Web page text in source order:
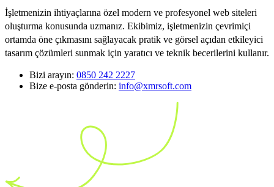
İşletmenizin ihtiyaçlarına özel modern ve profesyonel web siteleri
oluşturma konusunda uzmanız. Ekibimiz, işletmenizin çevrimiçi
ortamda öne çıkmasını sağlayacak pratik ve görsel açıdan etkileyici
tasarım çözümleri sunmak için yaratıcı ve teknik becerilerini kullanır.
Bizi arayın: 0850 242 2227
Bize e-posta gönderin: info@xmrsoft.com